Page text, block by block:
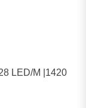
LED/M |1420